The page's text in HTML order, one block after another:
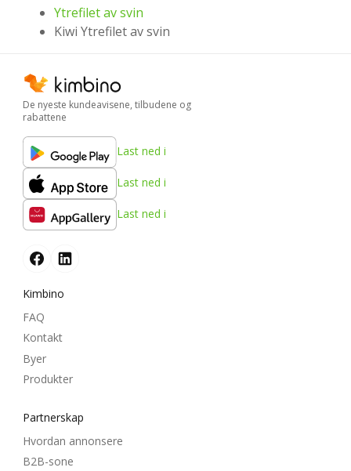
Ytrefilet av svin
Kiwi Ytrefilet av svin
De nyeste kundeavisene, tilbudene og
rabattene
Last ned i
Last ned i
Last ned i
Kimbino
FAQ
Kontakt
Byer
Produkter
Partnerskap
Hvordan annonsere
B2B-sone